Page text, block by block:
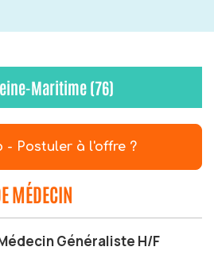
Maritime (76)
- Postuler à l'offre ?
MÉDECIN
Généraliste H/F